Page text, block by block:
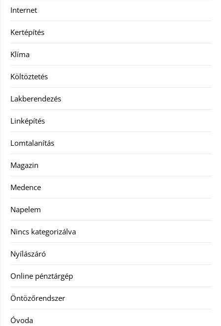
Internet
Kertépítés
Klíma
Költöztetés
Lakberendezés
Linképítés
Lomtalanítás
Magazin
Medence
Napelem
Nincs kategorizálva
Nyílászáró
Online pénztárgép
Öntözőrendszer
Óvoda